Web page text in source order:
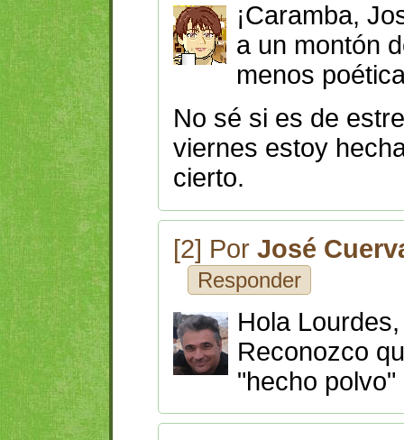
¡Caramba,
a un montón
menos
No sé si es de
viernes estoy
cierto.
[2] Por José
Responder
Hola Lourdes,
Reconozco
"hecho